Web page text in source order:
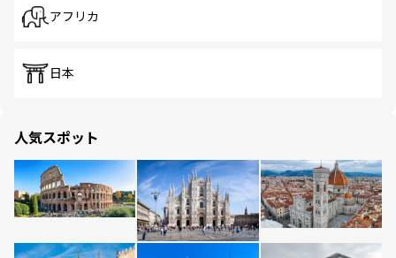
アフリカ
日本
人気スポット